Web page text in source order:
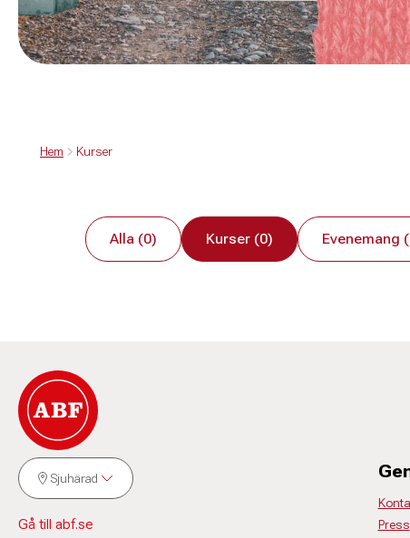
Hem Kurser
Alla (0) Kurser (0) Evenemang
Sjuhärad
Gå till abf.se
Press